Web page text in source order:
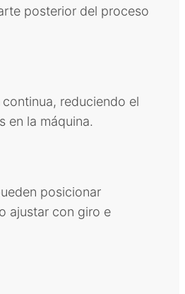
posterior del proceso
reduciendo el
en la máquina.
posicionar
ajustar con giro e